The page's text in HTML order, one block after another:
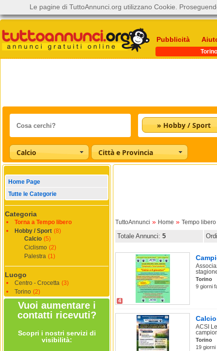
Pubblicità
Torino
» Hobby / Sport
Calcio Città e Provincia
Home Page
Tutte le Categorie
Categoria
Torna a Tempo libero
Hobby / Sport (8)
Calcio (5)
Ciclismo (2)
Palestra (1)
Luogo
Centro - Crocetta (3)
Torino (2)
Vuoi aumentare i
contatti ricevuti?
Scopri i nostri servizi di
visibilità:
TuttoAnnunci » Home » Tempo libero
Totale Annunci: 5
4
Torino
9 giorni
ACSI
Torino
19
Le pagine di TuttoAnnunci.org utilizzano Cookie.